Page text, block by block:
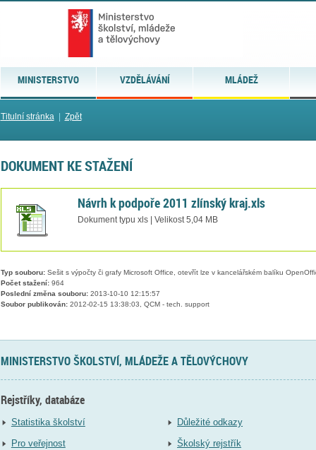
MINISTERSTVO VZDĚLÁVÁNÍ MLÁDEŽ
Titulní stránka| Zpět
DOKUMENT KE STAŽENÍ
Návrh k podpoře 2011 zlínský kraj.xls
Dokument typu xls | Velikost 5,04 MB
Typ souboru:Sešit s výpočty či grafy Microsoft Office, otevřít lze v kancelářském balíku
Počet stažení:964
Poslední změna souboru:2013-10-10 12:15:57
Soubor publikován:2012-02-15 13:38:03, QCM - tech. support
MINISTERSTVO ŠKOLSTVÍ, MLÁDEŽE A TĚLOVÝCHOVY
Rejstříky, databáze
Statistika školství
Pro veřejnost
Důležité odkazy
Školský rejstřík